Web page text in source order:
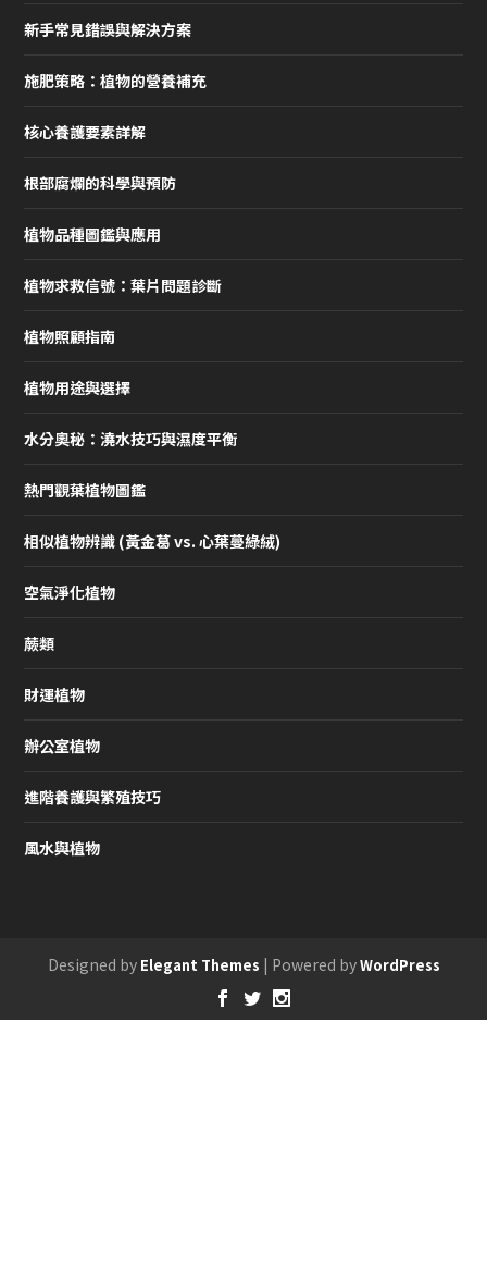
新手常見錯誤與解決方案
施肥策略：植物的營養補充
核心養護要素詳解
根部腐爛的科學與預防
植物品種圖鑑與應用
植物求救信號：葉片問題診斷
植物照顧指南
植物用途與選擇
水分奧秘：澆水技巧與濕度平衡
熱門觀葉植物圖鑑
相似植物辨識 (黃金葛 vs. 心葉蔓綠絨)
空氣淨化植物
蕨類
財運植物
辦公室植物
進階養護與繁殖技巧
風水與植物
Designed by Elegant Themes | Powered byWordPress